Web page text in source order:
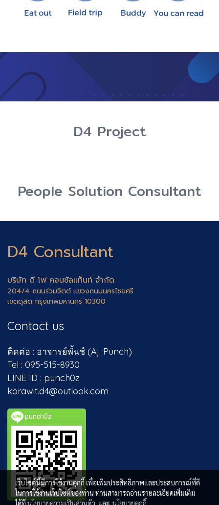
D4 Project
People Solution Consultant
D4 Consultant
บริษัท ดี โฟ คอนซัลแท็นท์ จำกัด
204/4 ถนนร่วมจิตต์ แขวงถนนนครไชยศรี
เขตดุสิต กรุงเทพมหานคร 10300
Contact us
ติดต่อ : อาจารย์พั้นช์ (Aj. Punch)
Tel : 095-515-8930
LINE ID : punch0z
korawit.d4@outlook.com
punch0z
เว็บไซต์นี้มีการใช้งานคุกกี้ เพื่อเพิ่มประสิทธิภาพและประสบการณ์ที่ดี
ในการใช้งานเว็บไซต์ของท่าน ท่านสามารถอ่านรายละเอียดเพิ่มเติม
ได้ที่นโยบายความเป็นส่วนตัว และ นโยบายคุกกี้